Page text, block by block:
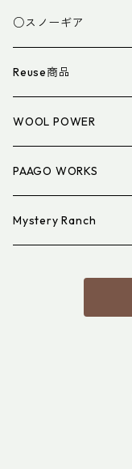
スパッツ・ゲイター
衣類小物
アイウェア
マット
寝具小物
○スノーギア
Reuse商品
WOOL POWER
PAAGO WORKS
Mystery Ranch